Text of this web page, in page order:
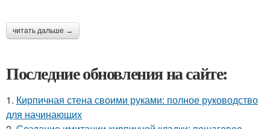
читать дальше →
Последние обновления на сайте:
1. Кирпичная стена своими руками: полное руководство
для начинающих